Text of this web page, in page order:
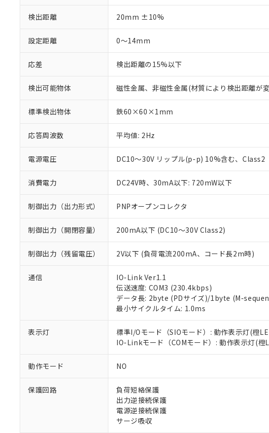
検出距離 20mm ±10%
設定距離 0～14mm
応差 検出距離の15%以下
検出可能物体 磁性金属、非磁性金属(材質により検出距離が
標準検出物体 鉄60×60×1mm
応答周波数 平均値: 2Hz
電源電圧 DC10～30V リップル(p-p) 10%含む、Class2
消費電力 DC24V時、30mA以下: 720mW以下
制御出力（出力形式） PNPオープンコレクタ
制御出力（開閉容量） 200mA以下 (DC10～30V Class2)
制御出力（残留電圧） 2V以下 (負荷電流200mA、コード長2m時)
通信
IO-Link Ver1.1
伝送速度: COM3 (230.4kbps)
データ長: 2byte (PDサイズ)/1byte (M-
最小サイクルタイム: 1.0ms
表示灯
標準I/Oモード（SIOモード）: 動作表示灯(橙
IO-Linkモード（COMモード）: 動作表示灯(
動作モード NO
保護回路
負荷短絡保護
出力逆接続保護
電源逆接続保護
サージ吸収
ご利用条件
以下の条件をお読みいただき、
対応済み：EU RoHS指令（
対応予定：EU RoHS指令（10物
対応予定なし：EU RoHS指令（
調査・確認中：EU RoHS指令（
非該当品：ライセンス料など無形
仕入先様の事情により、非含有部
があります。
六価クロム(Cr(Ⅵ)) 1000ppm以下、ポリ臭
フタル酸ビス(2-エチルヘキシル) (DEHP)(
ル（DBP） 1000ppm以下、フタル酸ジイ
但し、RoHS指令で産業用監視および制御
※1 中国RoHS○×表
「－」：未確認です。当社販売
*中国RoHS10物質の基準値 (GB/T26572)：
Pb(鉛) :1000ppm、 Hg(水銀) : 1000ppm、
Cr(Ⅵ)(六価クロム) : 1000ppm、 PBBs(ポ
DEHP(フタル酸ビス(2-エチルヘキシル)) :